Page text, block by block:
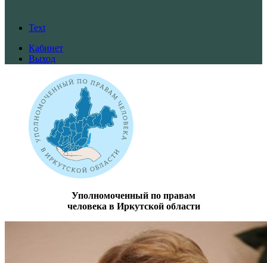
Text
Кабинет
Выход
Уполномоченный по правам
человека в Иркутской области